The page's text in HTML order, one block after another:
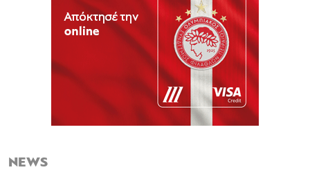
NEWS